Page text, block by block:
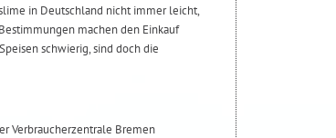
in Deutschland nicht immer leicht,
machen den Einkauf
schwierig, sind doch die
Verbraucherzentrale Bremen